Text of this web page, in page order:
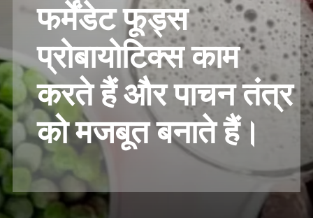
फर्मेंडेट फूड्स
प्रोबायोटिक्स काम
करते हैं और पाचन तंत्र
को मजबूत बनाते हैं।